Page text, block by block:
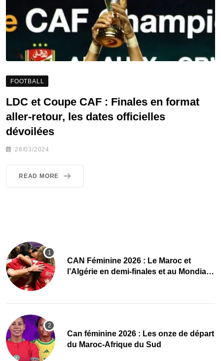
FOOTBALL
LDC et Coupe CAF : Finales en format
aller-retour, les dates officielles
dévoilées
28/03/2024
READ MORE
CAN Féminine 2026 : Le Maroc et
l’Algérie en demi-finales et au Mondial
‎Can féminine 2026 : Les onze de départ
du Maroc-Afrique du Sud